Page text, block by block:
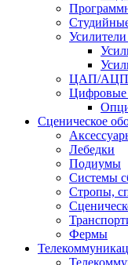
ЦАП/АЦП
Цифровые
Сценическое
Лебедки
Подиумы
Системы
Стропы,
Фермы